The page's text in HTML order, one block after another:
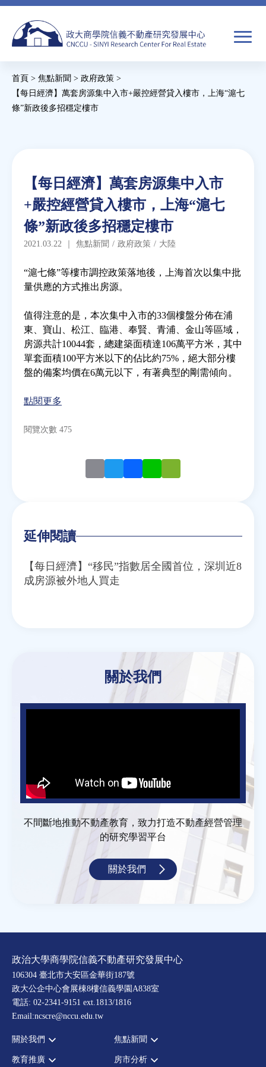
Jump
navigation
搜
尋
搜
尋
教育推廣
房市分析
研究獎勵
電子報
相關連結
您
在
首頁 > 焦點新聞 > 政府政策 >
【每日經濟】萬套房源集中入市+嚴控經營貸入樓市，上海“滬七
條”新政後多招穩定樓市
Back
top
【每日經濟】萬套房源集中入市
+嚴控經營貸入樓市，上海“滬七
條”新政後多招穩定樓市
2021.03.22 ｜ 焦點新聞 / 政府政策 / 大陸
“滬七條”等樓市調控政策落地後，上海首次以集中批
量供應的方式推出房源。
值得注意的是，本次集中入市的33個樓盤分佈在浦
東、寶山、松江、臨港、奉賢、青浦、金山等區域，
房源共計10044套，總建築面積達106萬平方米，其中
單套面積100平方米以下的佔比約75%，絕大部分樓
盤的備案均價在6萬元以下，有著典型的剛需傾向。
點閱更多
閱覽次數 475
延伸閱讀
【每日經濟】“移民”指數居全國首位，深圳近8
成房源被外地人買走
關於我們
不間斷地推動不動產教育，致力打造不動產經營管理
的研究學習平台
關於我們
政治大學商學院信義不動產研究發展中心
106304 臺北市大安區金華街187號
政大公企中心會展棟8樓信義學園A838室
電話: 02-2341-9151 ext.1813/1816
Email:ncscre@nccu.edu.tw
關於我們
宗旨願景
焦點新聞
全部新聞
教育推廣 房市分析